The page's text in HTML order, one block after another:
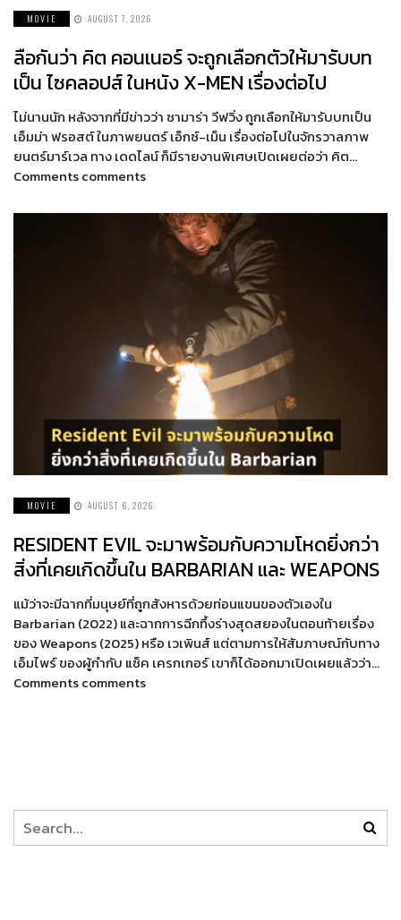
MOVIE AUGUST 7, 2026
ลือกันว่า คิต คอนเนอร์ จะถูกเลือกตัวให้มารับบท
เป็น ไซคลอปส์ ในหนัง X-MEN เรื่องต่อไป
ไม่นานนัก หลังจากที่มีข่าวว่า ซามาร่า วีฟวิ่ง ถูกเลือกให้มารับบทเป็น
เอ็มม่า ฟรอสต์ ในภาพยนตร์ เอ็กซ์-เม็น เรื่องต่อไปในจักรวาลภาพ
ยนตร์มาร์เวล ทาง เดดไลน์ ก็มีรายงานพิเศษเปิดเผยต่อว่า คิต…
Comments comments
MOVIE AUGUST 6, 2026
RESIDENT EVIL จะมาพร้อมกับความโหดยิ่งกว่า
สิ่งที่เคยเกิดขึ้นใน BARBARIAN และ WEAPONS
แม้ว่าจะมีฉากที่มนุษย์ที่ถูกสังหารด้วยท่อนแขนของตัวเองใน
Barbarian (2022) และฉากการฉีกทึ้งร่างสุดสยองในตอนท้ายเรื่อง
ของ Weapons (2025) หรือ เวเพินส์ แต่ตามการให้สัมภาษณ์กับทาง
เอ็มไพร์ ของผู้กำกับ แซ็ค เครกเกอร์ เขาก็ได้ออกมาเปิดเผยแล้วว่า…
Comments comments